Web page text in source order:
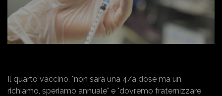
Il quarto vaccino, "non sarà una 4/a dose ma un
richiamo, speriamo annuale" e "dovremo fraternizzare